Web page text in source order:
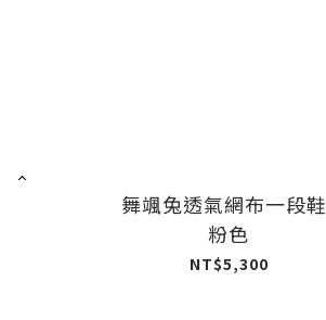
舞颯兔透氣網布一段
粉色
NT$5,300